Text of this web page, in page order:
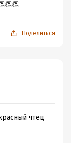
Поделиться
чтец